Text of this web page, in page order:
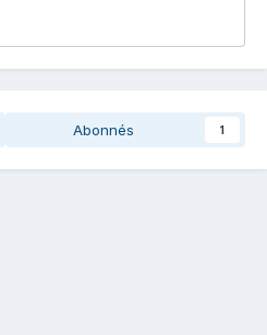
Abonnés 1